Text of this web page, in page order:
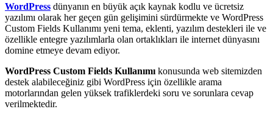
WordPress dünyanın en büyük açık kaynak kodlu ve ücretsiz
yazılımı olarak her geçen gün gelişimini sürdürmekte ve WordPress
Custom Fields Kullanımı yeni tema, eklenti, yazılım destekleri ile ve
özellikle entegre yazılımlarla olan ortaklıkları ile internet dünyasını
domine etmeye devam ediyor.
WordPress Custom Fields Kullanımı konusunda web sitemizden
destek alabileceğiniz gibi WordPress için özellikle arama
motorlarından gelen yüksek trafiklerdeki soru ve sorunlara cevap
verilmektedir.